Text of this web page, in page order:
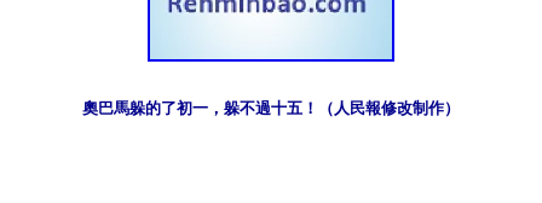
奧巴馬躲的了初一，躲不過十五！（人民報修改制作）